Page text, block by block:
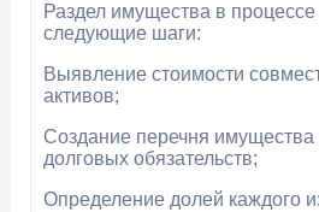
Раздел имущества в
следующие шаги:
Выявление стоимости
активов;
Создание перечня имущества
долговых обязательств;
Определение долей каждого